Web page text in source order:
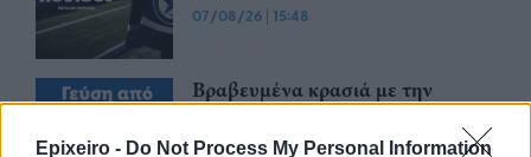
Epixeiro - Do Not Process My Personal Information
07/08/26 | 15:48
Βραβευμένα κρασιά με την
07/08/26| 15:29